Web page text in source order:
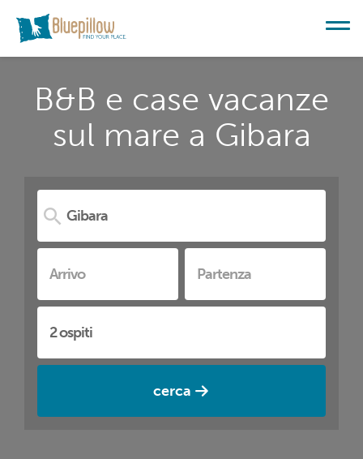
B&B e case vacanze
sul mare a Gibara
cerca